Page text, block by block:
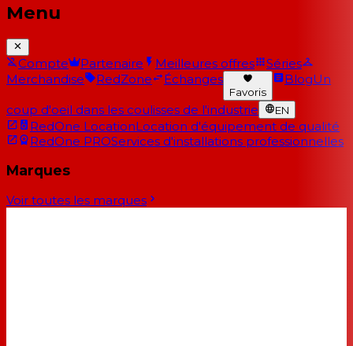
Menu
Compte Partenaire Meilleures offres
Séries
Merchandise
RedZone Échanges
Favoris
BlogUn
coup d'oeil dans les coulisses de l'industrie EN
RedOne LocationLocation d'équipement de qualité
RedOne PROServices d'installations professionnelles
Marques
Voir toutes les marques